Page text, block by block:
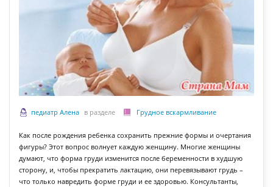
педиатр Алена в разделе Грудное вскармливание
Как после рождения ребенка сохранить прежние формы и очертания
фигуры? Этот вопрос волнует каждую женщину. Многие женщины
думают, что форма груди изменится после беременности в худшую
сторону, и, чтобы прекратить лактацию, они перевязывают грудь –
что только навредить форме груди и ее здоровью. Консультанты,